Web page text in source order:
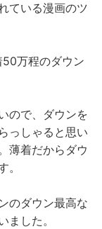
ている漫画のツ
万程のダウン
ので、ダウンを
っしゃると思い
薄着だからダウ
。
のダウン最高な
ました。